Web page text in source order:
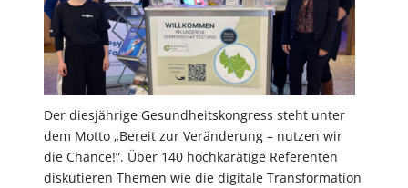
Der diesjährige Gesundheitskongress steht unter
dem Motto „Bereit zur Veränderung – nutzen wir
die Chance!“. Über 140 hochkarätige Referenten
diskutieren Themen wie die digitale Transformation